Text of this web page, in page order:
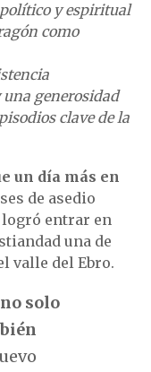
y espiritual
como
generosidad
clave de la
un día más en
de asedio
entrar en
una de
valle del Ebro.
no solo